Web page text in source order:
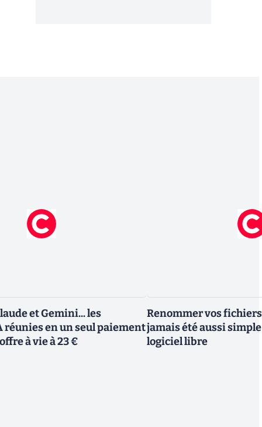
et Gemini... les
réunies en un seul paiement
à vie à 23 €
Renommer vos
jamais été aussi
logiciel libre